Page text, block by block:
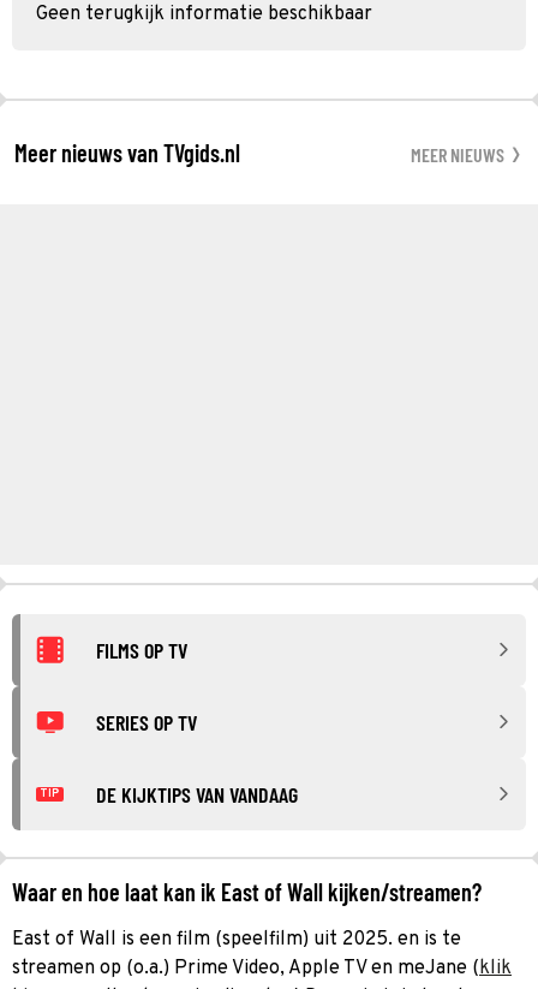
Geen terugkijk informatie beschikbaar
Meer nieuws van TVgids.nl MEER NIEUWS
FILMS OP TV
SERIES OP TV
TIP DE KIJKTIPS VAN VANDAAG
Waar en hoe laat kan ik East of Wall kijken/streamen?
East of Wall is een film (speelfilm) uit 2025. en is te
streamen op (o.a.) Prime Video, Apple TV en meJane (klik